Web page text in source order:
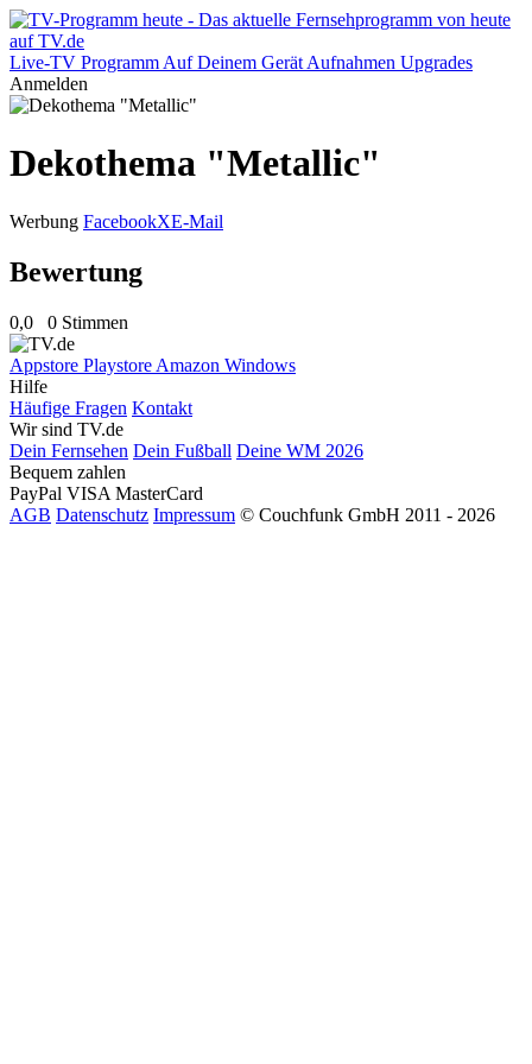
Live-TV Programm Auf Deinem Gerät Aufnahmen Upgrades
Anmelden
Dekothema "Metallic"
Werbung FacebookXE-Mail
Bewertung
0,0 0 Stimmen
Appstore Playstore Amazon Windows
Hilfe
Häufige Fragen Kontakt
Wir sind TV.de
Dein Fernsehen Dein Fußball Deine WM 2026
Bequem zahlen
PayPal VISA MasterCard
AGB Datenschutz Impressum © Couchfunk GmbH 2011 - 2026